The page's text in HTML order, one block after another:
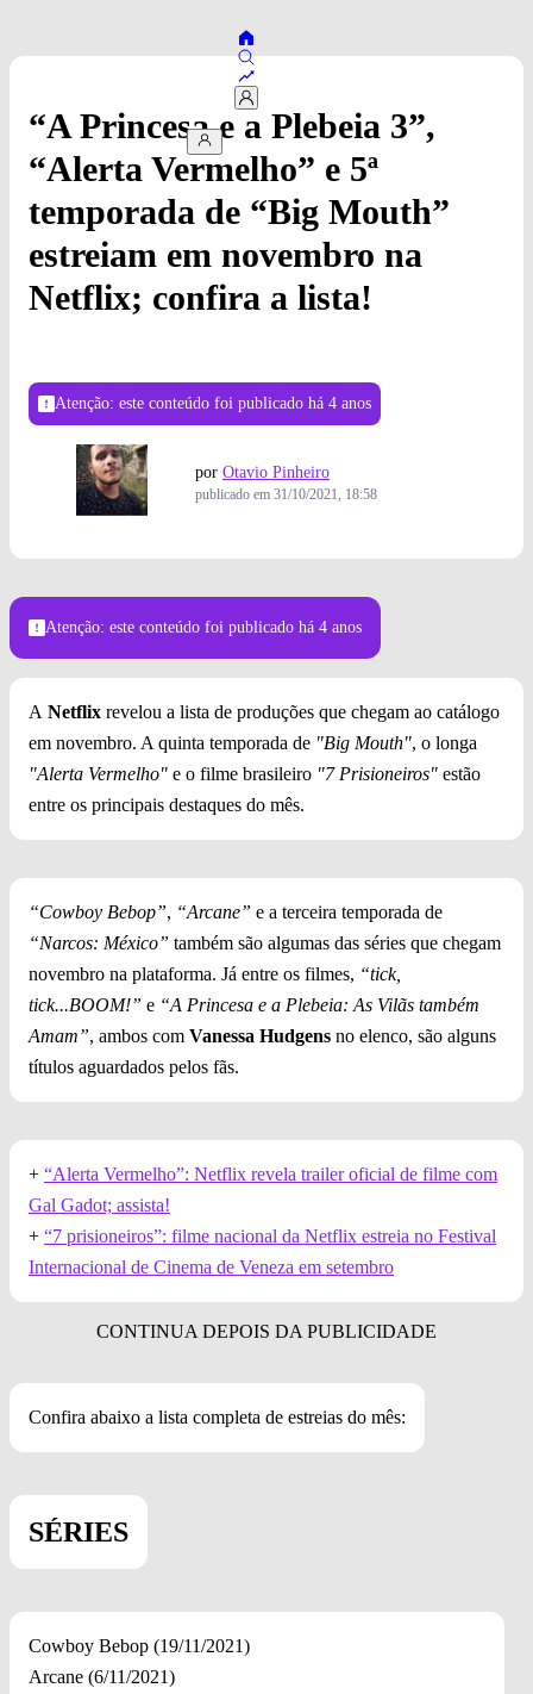
“A Princesa e a Plebeia 3”,
“Alerta Vermelho” e 5ª
temporada de “Big Mouth”
estreiam em novembro na
Netflix; confira a lista!
Atenção: este conteúdo foi publicado há 4 anos
por Otavio Pinheiro
publicado em 31/10/2021, 18:58
Atenção: este conteúdo foi publicado há 4 anos
A Netflix revelou a lista de produções que chegam ao catálogo
em novembro. A quinta temporada de "Big Mouth", o longa
"Alerta Vermelho" e o filme brasileiro "7 Prisioneiros" estão
entre os principais destaques do mês.
“Cowboy Bebop”, “Arcane” e a terceira temporada de
“Narcos: México” também são algumas das séries que chegam
novembro na plataforma. Já entre os filmes, “tick,
tick...BOOM!” e “A Princesa e a Plebeia: As Vilãs também
Amam”, ambos com Vanessa Hudgens no elenco, são alguns
títulos aguardados pelos fãs.
+ “Alerta Vermelho”: Netflix revela trailer oficial de filme com
Gal Gadot; assista!
+ “7 prisioneiros”: filme nacional da Netflix estreia no Festival
Internacional de Cinema de Veneza em setembro
Confira abaixo a lista completa de estreias do mês:
SÉRIES
Cowboy Bebop (19/11/2021)
Arcane (6/11/2021)